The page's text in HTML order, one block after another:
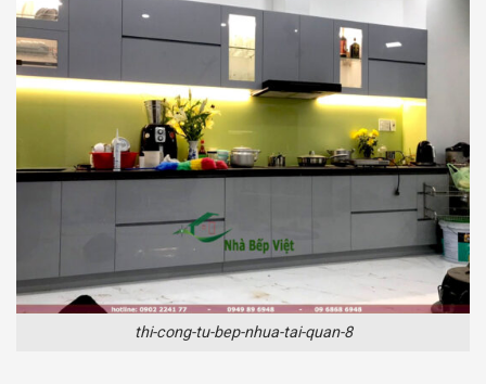
thi-cong-tu-bep-nhua-tai-quan-8